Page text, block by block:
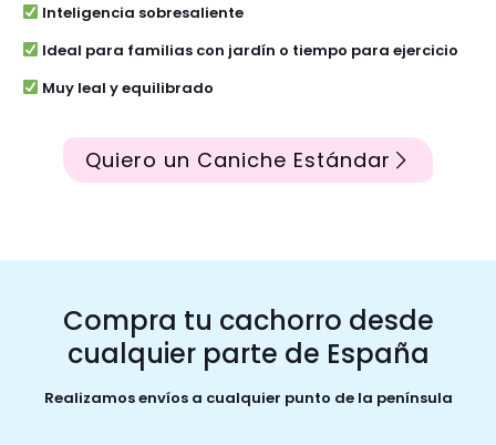
Inteligencia sobresaliente
Ideal para familias con jardín o tiempo para ejercicio
Muy leal y equilibrado
Quiero un Caniche Estándar
Compra tu cachorro desde
cualquier parte de España
Realizamos envíos a cualquier punto de la península